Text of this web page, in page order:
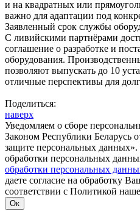
и на квадратных или
важно для адаптации под
Заявленный срок службы
С ливийскими партнёрами
соглашение о разработке и
оборудования.
позволяют выпускать до 10
отличные перспективы для
Поделиться:
наверх
Уведомляем о сборе
Законом Республики Беларусь
защите персональных
обработки персональных
обработки персональных
даете согласие на обработку
соответствии с Политикой
Ок